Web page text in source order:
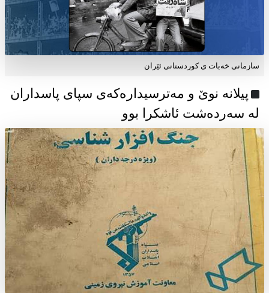
سازمانی خەبات ی كوردستانی ئێران
پیلانە نوێ و مەترسیدارەکەی سپای پاسداران
لە سەردەشت ئاشکرا بوو